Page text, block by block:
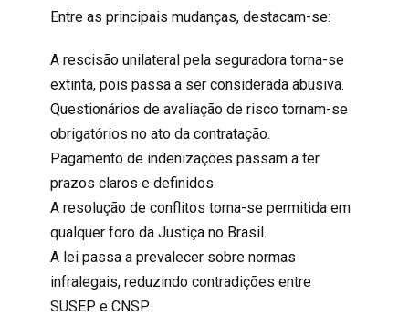
Entre as principais mudanças, destacam-se:
A rescisão unilateral pela seguradora torna-se
extinta, pois passa a ser considerada abusiva.
Questionários de avaliação de risco tornam-se
obrigatórios no ato da contratação.
Pagamento de indenizações passam a ter
prazos claros e definidos.
A resolução de conflitos torna-se permitida em
qualquer foro da Justiça no Brasil.
A lei passa a prevalecer sobre normas
infralegais, reduzindo contradições entre
SUSEP e CNSP.